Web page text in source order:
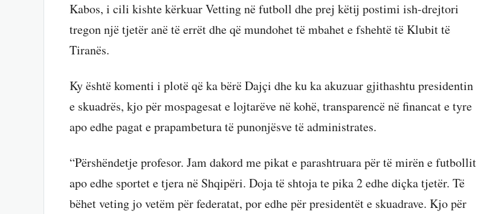
Kabos, i cili kishte kërkuar Vetting në futboll dhe prej këtij postimi ish-drejtori
tregon një tjetër anë të errët dhe që mundohet të mbahet e fshehtë të Klubit të
Tiranës.
Ky është komenti i plotë që ka bërë Dajçi dhe ku ka akuzuar gjithashtu presidentin
e skuadrës, kjo për mospagesat e lojtarëve në kohë, transparencë në financat e tyre
apo edhe pagat e prapambetura të punonjësve të administrates.
“Përshëndetje profesor. Jam dakord me pikat e parashtruara për të mirën e futbollit
apo edhe sportet e tjera në Shqipëri. Doja të shtoja te pika 2 edhe diçka tjetër. Të
bëhet veting jo vetëm për federatat, por edhe për presidentët e skuadrave. Kjo për